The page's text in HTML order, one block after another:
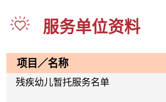
服务单位资料
项目／名称
残疾幼儿暂托服务名单